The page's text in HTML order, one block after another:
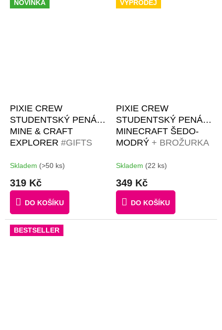
NOVINKA
PIXIE CREW
STUDENTSKÝ PENÁL
MINE & CRAFT
EXPLORER #GIFTS
ČERNÝCH PIXELŮ
Skladem (>50 ks)
319 Kč
DO KOŠÍKU
VÝPRODEJ
PIXIE CREW
STUDENTSKÝ PENÁL
MINECRAFT ŠEDO-
MODRÝ + BROŽURKA
NÁPADŮ + 50
ČERNÝCH PIXELŮ
Skladem (22 ks)
349 Kč
DO KOŠÍKU
BESTSELLER